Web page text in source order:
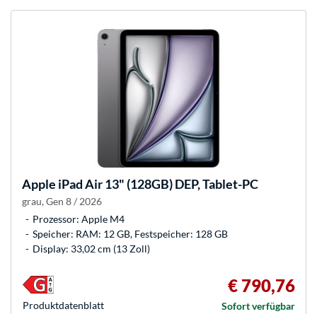
Apple iPad Air 13" (128GB) DEP, Tablet-PC
grau, Gen 8 / 2026
Prozessor: Apple M4
Speicher: RAM: 12 GB, Festspeicher: 128 GB
Display: 33,02 cm (13 Zoll)
€ 790,76
Sofort verfügbar
Produkt­datenblatt